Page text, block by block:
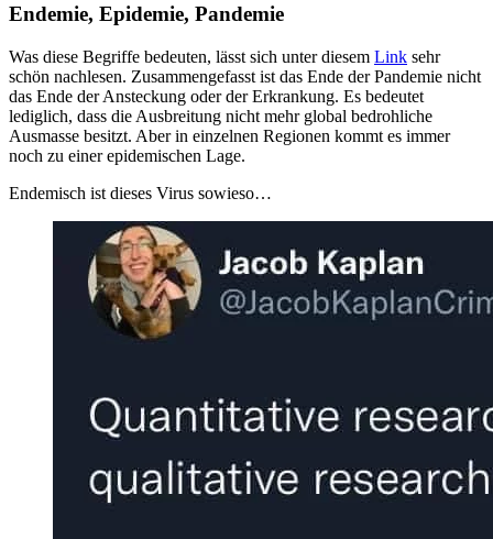
Endemie, Epidemie, Pandemie
Was diese Begriffe bedeuten, lässt sich unter diesem Link sehr
schön nachlesen. Zusammengefasst ist das Ende der Pandemie nicht
das Ende der Ansteckung oder der Erkrankung. Es bedeutet
lediglich, dass die Ausbreitung nicht mehr global bedrohliche
Ausmasse besitzt. Aber in einzelnen Regionen kommt es immer
noch zu einer epidemischen Lage.
Endemisch ist dieses Virus sowieso…